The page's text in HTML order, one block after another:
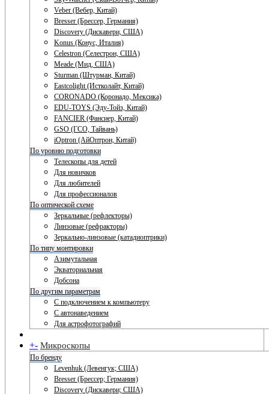
Veber (Вебер, Китай)
Bresser (Брессер, Германия)
Discovery (Дискавери, США)
Konus (Конус, Италия)
Celestron (Селестрон, США)
Meade (Мид, США)
Sturman (Штурман, Китай)
Eastcolight (Истколайт, Китай)
CORONADO (Коронадо, Мексика)
EDU-TOYS (Эду-Тойз, Китай)
FANCIER (Фансиер, Китай)
GSO (ГСО, Тайвань)
iOptron (АйОптрон, Китай)
По уровню подготовки
Телескопы для детей
Для новичков
Для любителей
Для профессионалов
По оптической схеме
Зеркальные (рефлекторы)
Линзовые (рефракторы)
Зеркально-линзовые (катадиоптрики)
По типу монтировки
Азимутальная
Экваториальная
Добсона
По другим параметрам
С подключением к компьютеру
С автонаведением
Для астрофотографий
+- Микроскопы
По бренду
Levenhuk (Левенгук; США)
Bresser (Брессер; Германия)
Discovery (Дискавери; США)